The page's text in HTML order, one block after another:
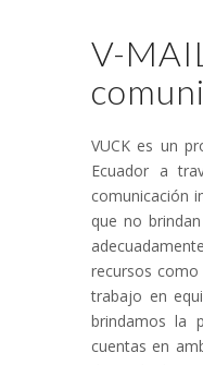
V-
VUCK es un
Ecuador a
comunicación
que no
recursos
trabajo en
brindamos la
cuentas en